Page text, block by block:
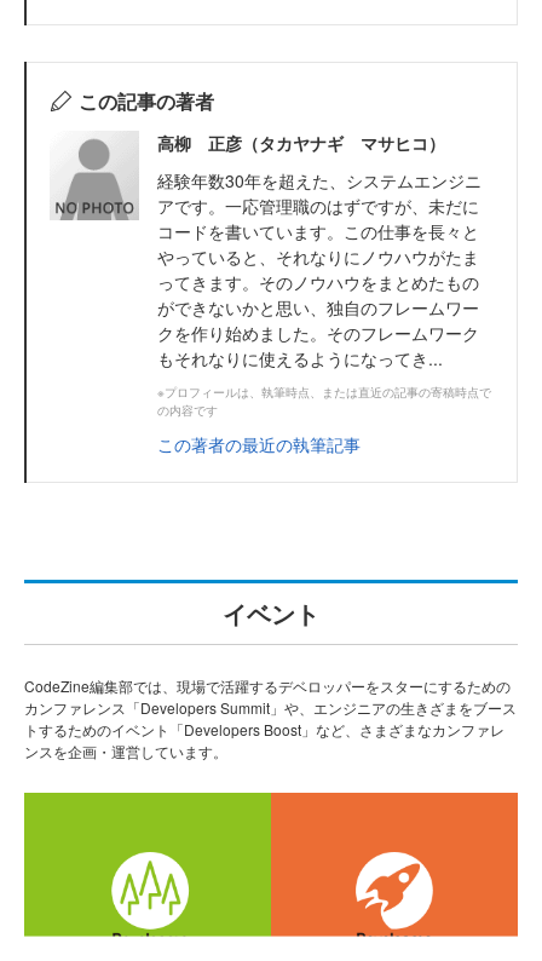
この記事の著者
高柳 正彦（タカヤナギ マサヒコ）
経験年数30年を超えた、システムエンジニ
アです。一応管理職のはずですが、未だに
コードを書いています。この仕事を長々と
やっていると、それなりにノウハウがたま
ってきます。そのノウハウをまとめたもの
ができないかと思い、独自のフレームワー
クを作り始めました。そのフレームワーク
もそれなりに使えるようになってき...
※プロフィールは、執筆時点、または直近の記事の寄稿時点で
の内容です
この著者の最近の執筆記事
イベント
CodeZine編集部では、現場で活躍するデベロッパーをスターにするための
カンファレンス「Developers Summit」や、エンジニアの生きざまをブース
トするためのイベント「Developers Boost」など、さまざまなカンファレ
ンスを企画・運営しています。